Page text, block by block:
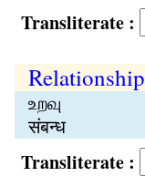
Transliterate :
Relationship
உறவு
संबन्ध
Transliterate :